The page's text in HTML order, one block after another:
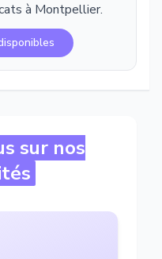
à Montpellier.
sur nos